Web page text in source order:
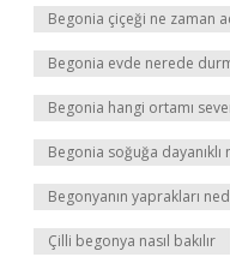
Begonia çiçeği ne zaman
Begonia evde nerede
Begonia hangi ortamı
Begonia soğuğa dayanıklı
Begonyanın yaprakları
Çilli begonya nasıl bakılır